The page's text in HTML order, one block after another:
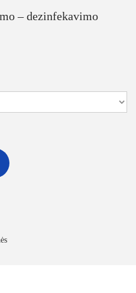
– dezinfekavimo